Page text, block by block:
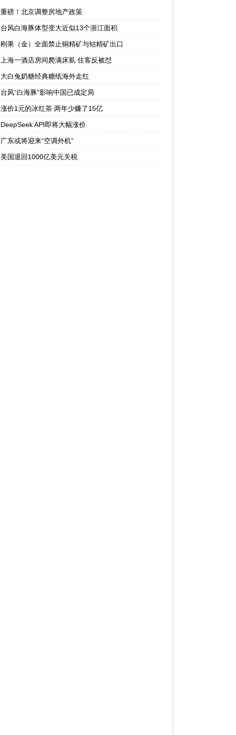
重磅！北京调整房地产政策
台风白海豚体型变大近似13个浙江面积
刚果（金）全面禁止铜精矿与钴精矿出口
上海一酒店房间爬满床虱 住客反被怼
大白兔奶糖经典糖纸海外走红
台风“白海豚”影响中国已成定局
涨价1元的冰红茶 两年少赚了15亿
DeepSeek API即将大幅涨价
广东或将迎来“空调外机”
美国退回1000亿美元关税